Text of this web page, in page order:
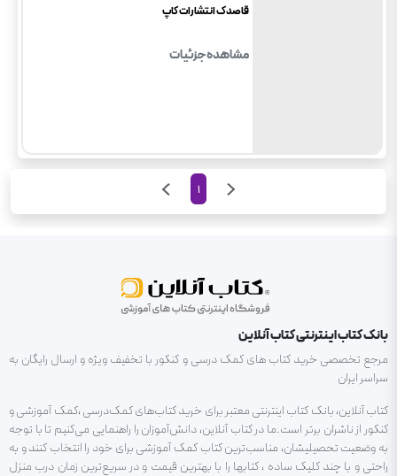
قاصدک انتشارات کاپ
مشاهده جزئیات
1
بانک کتاب اینترنتی کتاب آنلاین
مرجع تخصصی خرید کتاب های کمک درسی و کنکور با تخفیف ویژه و ارسال رایگان به
سراسر ایران
کتاب آنلاین، بانک کتاب اینترنتی معتبر برای خرید کتاب‌های کمک‌درسی ،کمک آموزشی و
کنکور از ناشران برتر است.ما در کتاب آنلاین، دانش‌آموزان را راهنمایی می‌کنیم تا با توجه
به وضعیت تحصیلیشان، مناسب‌ترین کتاب کمک آموزشی برای خود را انتخاب کنند و به
راحتی و با چند کلیک ساده ، کتابها را با بهترین قیمت و در سریع‌ترین زمان درب منزل